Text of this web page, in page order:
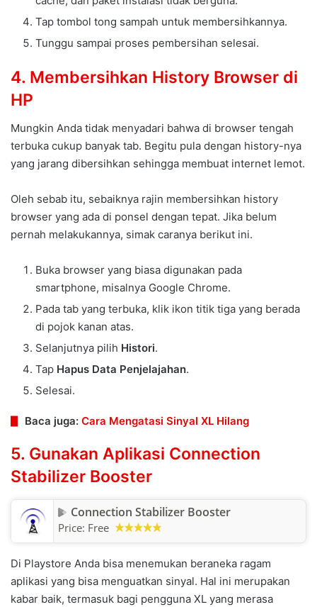
Tap tombol tong sampah untuk membersihkannya.
Tunggu sampai proses pembersihan selesai.
4. Membersihkan History Browser di
HP
Mungkin Anda tidak menyadari bahwa di browser tengah
terbuka cukup banyak tab. Begitu pula dengan history-nya
yang jarang dibersihkan sehingga membuat internet lemot.
Oleh sebab itu, sebaiknya rajin membersihkan history
browser yang ada di ponsel dengan tepat. Jika belum
pernah melakukannya, simak caranya berikut ini.
Buka browser yang biasa digunakan pada
smartphone, misalnya Google Chrome.
Pada tab yang terbuka, klik ikon titik tiga yang berada
di pojok kanan atas.
Selanjutnya pilih Histori.
Tap Hapus Data Penjelajahan.
Selesai.
Baca juga: Cara Mengatasi Sinyal XL Hilang
5. Gunakan Aplikasi Connection
Stabilizer Booster
Connection Stabilizer Booster
Price: Free
Di Playstore Anda bisa menemukan beraneka ragam
aplikasi yang bisa menguatkan sinyal. Hal ini merupakan
kabar baik, termasuk bagi pengguna XL yang merasa